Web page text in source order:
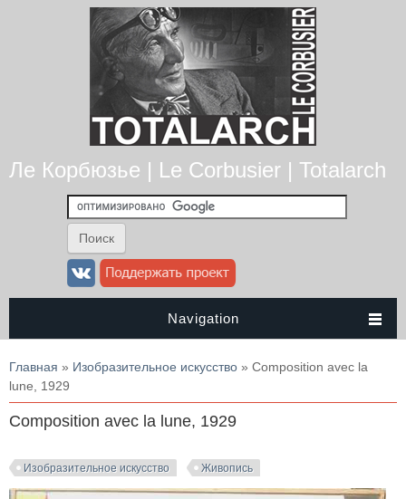
Ле Корбюзье | Le Corbusier | Totalarch
Navigation
Вы здесь
Главная » Изобразительное искусство » Composition avec la
lune, 1929
Composition avec la lune, 1929
Изобразительное искусство Живопись